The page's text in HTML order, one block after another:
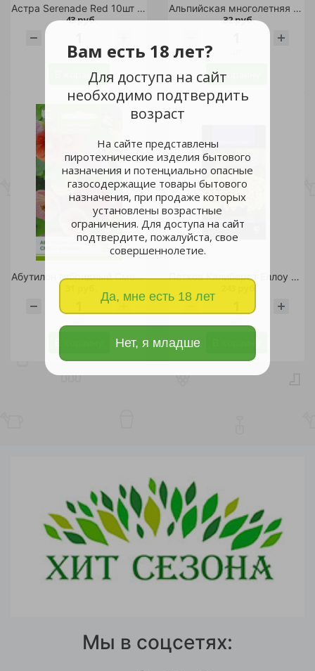
Вам есть 18 лет?
Для доступа на сайт
необходимо подтвердить
возраст
На сайте представлены
пиротехнические изделия бытового
назначения и потенциально опасные
газосодержащие товары бытового
назначения, при продаже которых
установлены возрастные
ограничения. Для доступа на сайт
подтвердите, пожалуйста, свое
совершеннолетие.
Да, мне есть 18 лет
Нет, я младше
Астра Serenade Red 10шт /10
43 руб.
шт
В корзину
Альпийская многолетняя смесь цветов 0,2 гр/10
32 руб.
В корзину
Абутилон гибридный Смесь Бельвю 0,1гр/10 Петхоа Калиберст Еллоу 5шт/10
243 руб.
Мы в соцсетях: